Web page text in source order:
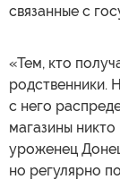
связанные с
«Тем, кто
родственники.
с него
магазины
уроженец
но регулярно